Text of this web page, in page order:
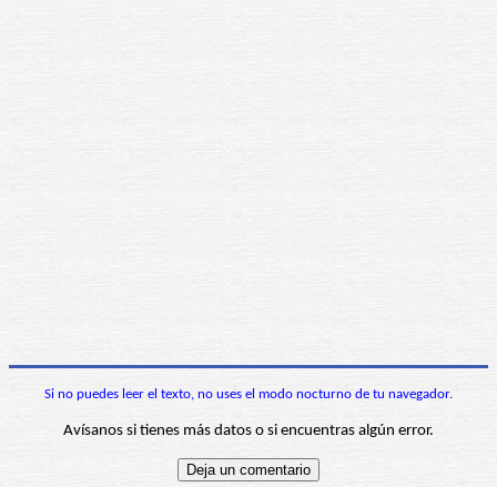
Si no puedes leer el texto, no uses el modo nocturno de tu navegador.
Avísanos si tienes más datos o si encuentras algún error.